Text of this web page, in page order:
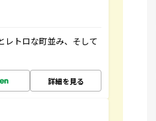
レトロな町並み、そして
詳細を見る